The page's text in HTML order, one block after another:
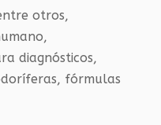
otros,
diagnósticos,
fórmulas